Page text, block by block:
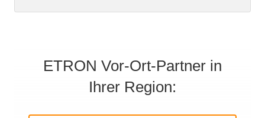
ETRON Vor-Ort-Partner in
Ihrer Region: